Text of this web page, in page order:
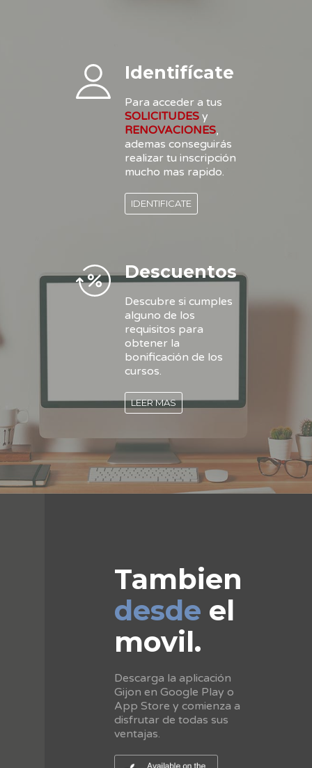
Identifícate
Para acceder a tus
SOLICITUDES y
RENOVACIONES,
ademas conseguirás
realizar tu inscripción
mucho mas rapido.
IDENTIFICATE
Descuentos
Descubre si cumples
alguno de los
requisitos para
obtener la
bonificación de los
cursos.
LEER MAS
Tambien
desde el
movil.
Descarga la aplicación
Gijon en Google Play o
App Store y comienza a
disfrutar de todas sus
ventajas.